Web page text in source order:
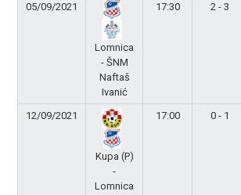
05/09/2021
Lomnica
- ŠNM
Naftaš
Ivanić
17:30 2 - 3
12/09/2021
Kupa (P)
-
Lomnica
17:00 0 - 1